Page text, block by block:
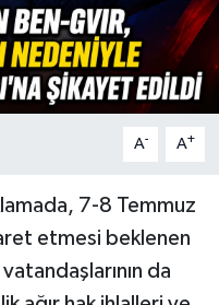
A- A+
7-8 Temmuz
etmesi beklenen
da